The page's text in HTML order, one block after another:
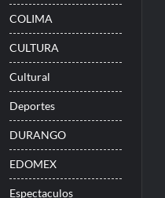
COLIMA
CULTURA
Cultural
Deportes
DURANGO
EDOMEX
Espectaculos